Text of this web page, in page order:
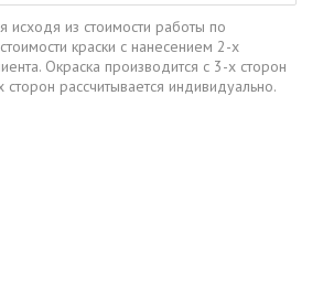
исходя из стоимости работы по
краски с нанесением 2-х
Окраска производится с 3-х сторон
рассчитывается индивидуально.